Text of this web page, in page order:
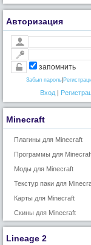
Авторизация
запомнить
Забыл пароль
Вход |
Minecraft
Плагины для Minecraft
Программы для
Моды для Minecraft
Текстур паки для
Карты для Minecraft
Скины для Minecraft
Lineage 2